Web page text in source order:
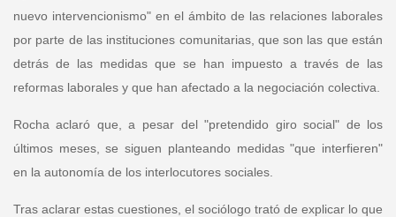
nuevo intervencionismo" en el ámbito de las relaciones laborales
por parte de las instituciones comunitarias, que son las que están
detrás de las medidas que se han impuesto a través de las
reformas laborales y que han afectado a la negociación colectiva.
Rocha aclaró que, a pesar del "pretendido giro social" de los
últimos meses, se siguen planteando medidas "que interfieren"
en la autonomía de los interlocutores sociales.
Tras aclarar estas cuestiones, el sociólogo trató de explicar lo que